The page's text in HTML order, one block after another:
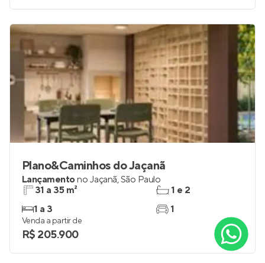
Plano&Caminhos do Jaçanã
Lançamentono Jaçanã,São Paulo
31 a 35 m²
1 a 3
1 e 2
1
Venda a partir de
R$ 205.900